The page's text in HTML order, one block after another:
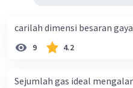
carilah dimensi besaran gaya
9 4.2
Sejumlah gas ideal